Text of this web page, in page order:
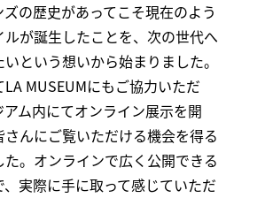
の歴史があってこそ現在のよう
ルが誕生したことを、次の世代へ
という想いから始まりました。
MUSEUMにもご協力いただ
ム内にてオンライン展示を開
んにご覧いただける機会を得る
た。オンラインで広く公開できる
実際に手に取って感じていただ